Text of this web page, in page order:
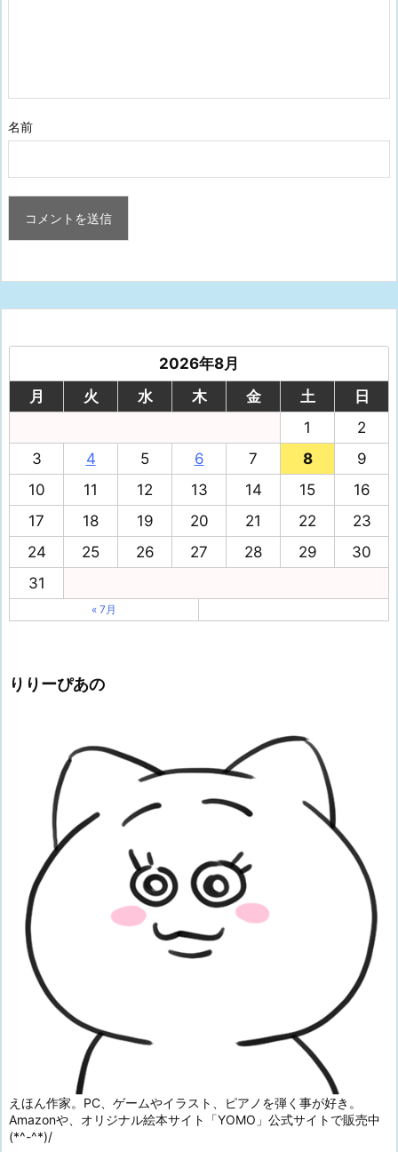
名前
2026年8月
月
火 水 木 金 土
日
1
2
3
4 5 6 7 8
9
10
11 12 13 14 15
16
17
18 19 20 21 22
23
24
25 26 27 28 29
30
31
« 7月
りりーぴあの
えほん作家。PC、ゲームやイラスト、ピアノを弾く事が好き。
Amazonや、オリジナル絵本サイト「YOMO」公式サイトで販売中
(*^-^*)/